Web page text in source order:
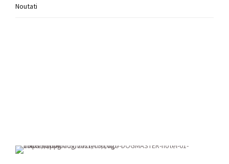
Noutati